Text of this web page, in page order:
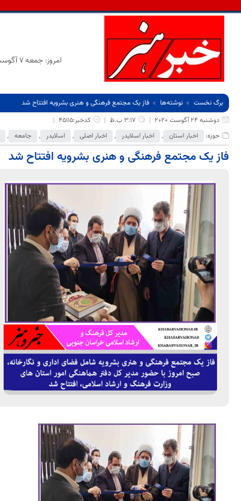
امروز: جمعه 7 آگوست 2026
برگ نخست نوشته‌ها
فاز یک مجتمع فرهنگی و هنری بشرویه افتتاح شد
دوشنبه 24 آگوست 2020
3:17 ب.ظ
کدخبر:45115
حوزه:
اخبار استان , اخبار اسلایدر , اخبار اصلی , اسلایدر , جامعه ,
فاز یک مجتمع فرهنگی و هنری بشرویه افتتاح شد